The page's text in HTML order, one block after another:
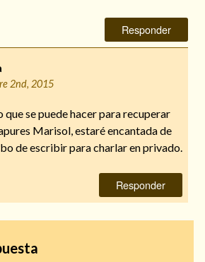
Responder
2nd, 2015
que se puede hacer para recuperar
Marisol, estaré encantada de
de escribir para charlar en privado.
Responder